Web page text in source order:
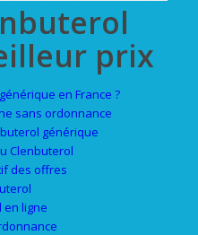
prix
en France ?
sans ordonnance
générique
Clenbuterol
des offres
en ligne